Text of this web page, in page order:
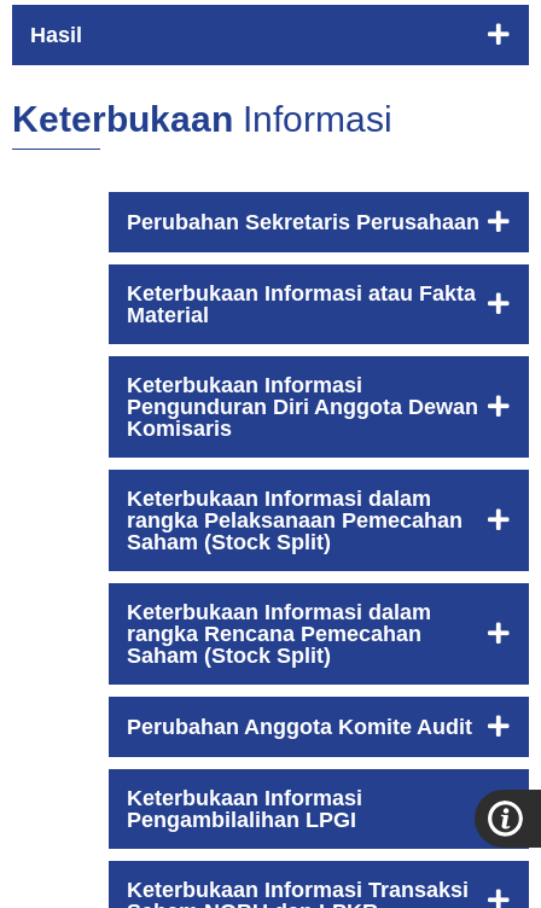
Hasil
Keterbukaan Informasi
Perubahan Sekretaris Perusahaan
Keterbukaan Informasi atau Fakta
Material
Keterbukaan Informasi
Pengunduran Diri Anggota Dewan
Komisaris
Keterbukaan Informasi dalam
rangka Pelaksanaan Pemecahan
Saham (Stock Split)
Keterbukaan Informasi dalam
rangka Rencana Pemecahan
Saham (Stock Split)
Perubahan Anggota Komite Audit
Keterbukaan Informasi
Pengambilalihan LPGI
Keterbukaan Informasi Transaksi